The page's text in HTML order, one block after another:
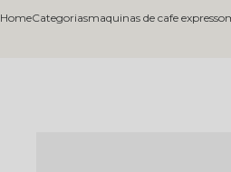
HomeCategoriasmaquinas de cafe expresso